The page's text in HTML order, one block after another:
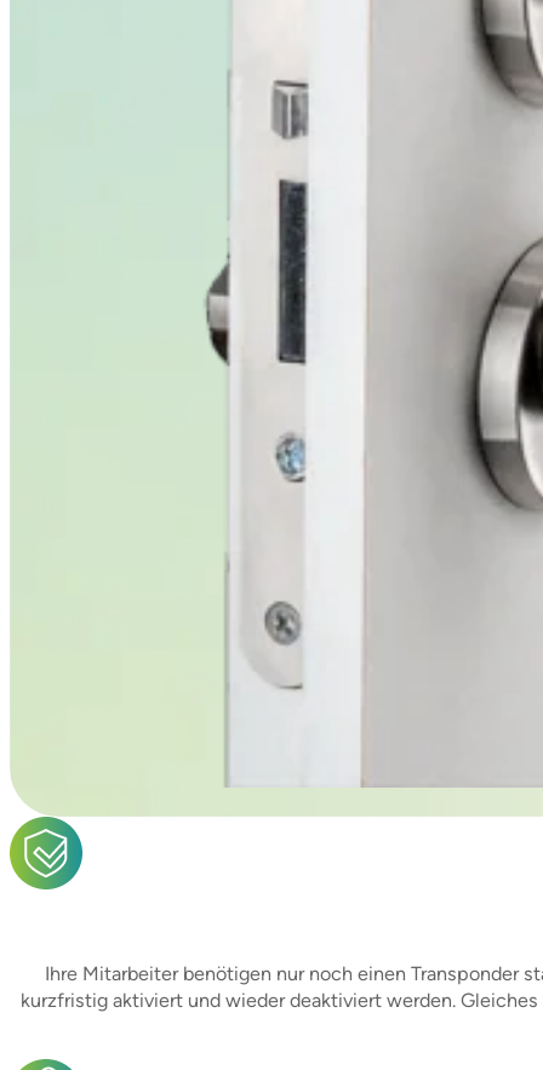
Ihre Mitarbeiter benötigen nur noch einen Transponder
kurzfristig aktiviert und wieder deaktiviert werden.